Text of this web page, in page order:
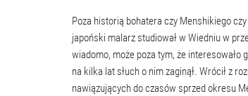
Poza historią bohatera czy Menshikiego
japoński malarz studiował w Wiedniu w
wiadomo, może poza tym, że interesowało
na kilka lat słuch o nim zaginął. Wrócił z
nawiązujących do czasów sprzed okresu